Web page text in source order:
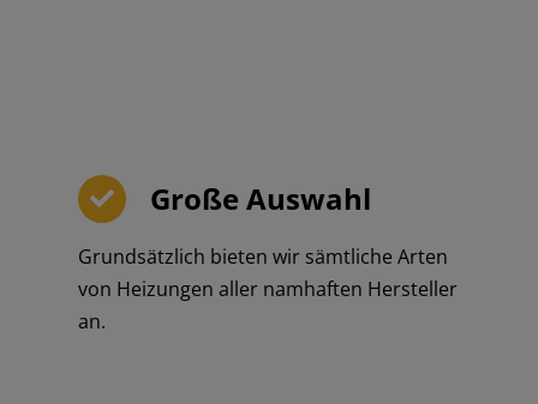
Große Auswahl
Grundsätzlich bieten wir sämtliche Arten
von Heizungen aller namhaften Hersteller
an.